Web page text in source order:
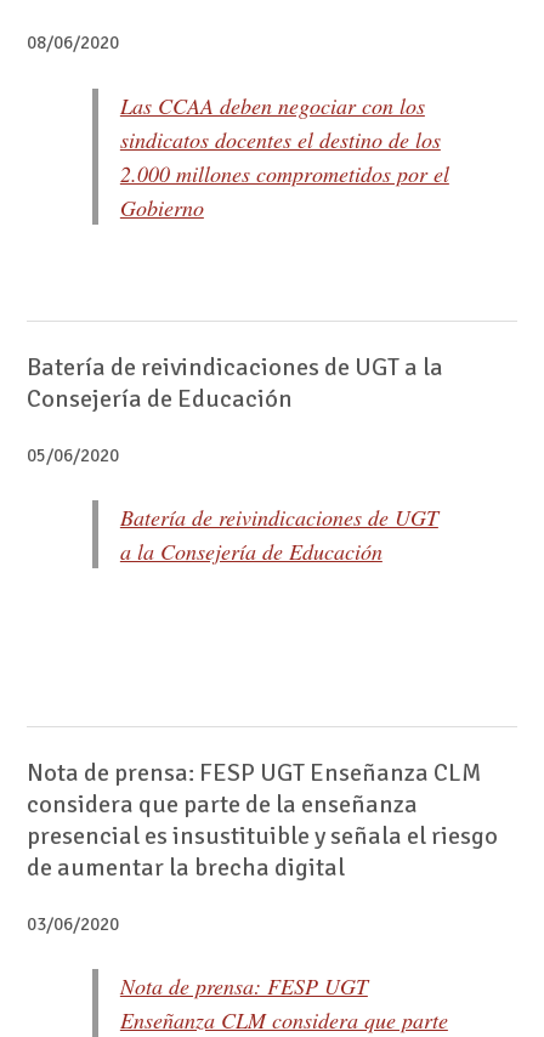
08/06/2020
Las CCAA deben negociar con los
sindicatos docentes el destino de los
2.000 millones comprometidos por el
Gobierno
Batería de reivindicaciones de UGT a la
Consejería de Educación
05/06/2020
Batería de reivindicaciones de UGT
a la Consejería de Educación
Nota de prensa: FESP UGT Enseñanza CLM
considera que parte de la enseñanza
presencial es insustituible y señala el riesgo
de aumentar la brecha digital
03/06/2020
Nota de prensa: FESP UGT
Enseñanza CLM considera que parte